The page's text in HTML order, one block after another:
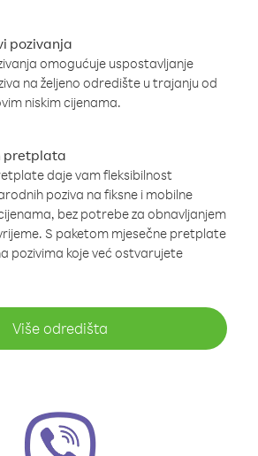
pozivanja
omogućuje uspostavljanje
na željeno odredište u trajanju od
niskim cijenama.
pretplata
daje vam fleksibilnost
poziva na fiksne i mobilne
bez potrebe za obnavljanjem
S paketom mjesečne pretplate
pozivima koje već ostvarujete
Više odredišta